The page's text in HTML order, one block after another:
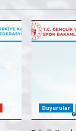
Duyurular